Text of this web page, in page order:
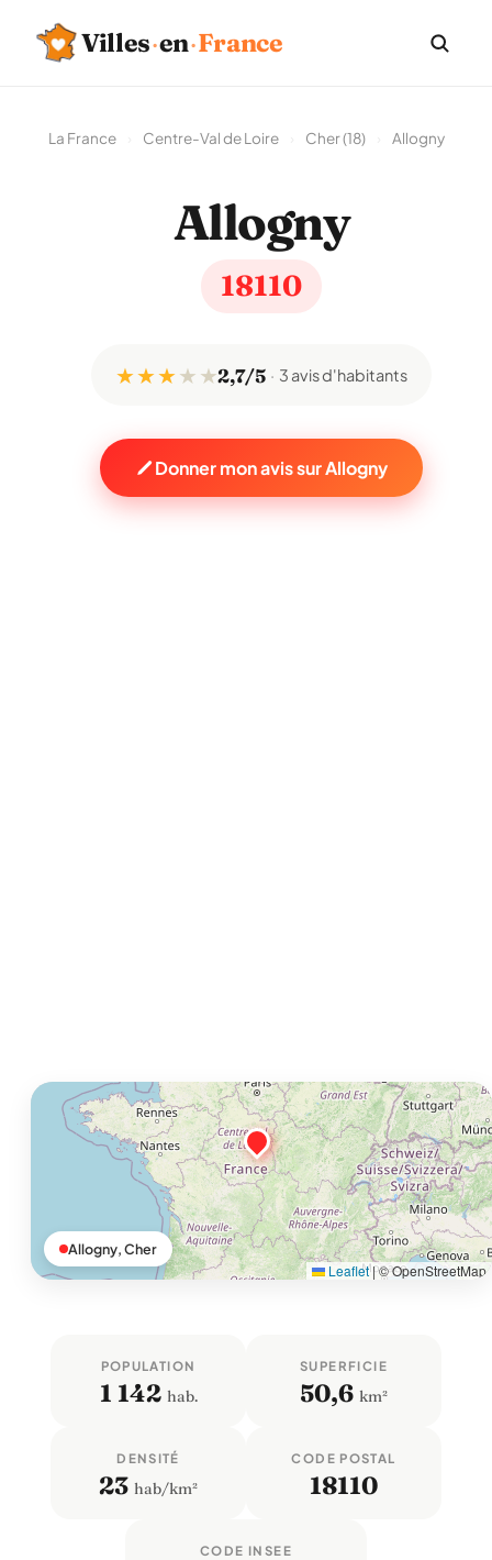
Villes·en·France
La France Centre-Val de Loire Cher (18) Allogny
Allogny
18110
★ ★ ★★ ★2,7/5 3 avis d'habitants
Donner mon avis sur Allogny
Leaflet |© OpenStreetMap
Allogny, Cher
POPULATION
1 142 hab.
SUPERFICIE
50,6 km²
DENSITÉ
23 hab/km²
CODE POSTAL
18110
CODE INSEE